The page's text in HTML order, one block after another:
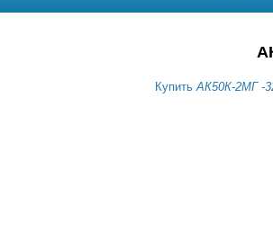
КупитьАК50К-2МГ -